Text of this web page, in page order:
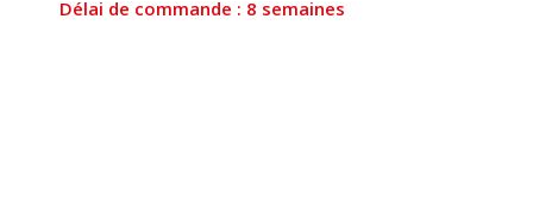
Délai de commande : 8 semaines